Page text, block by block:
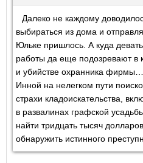
Далеко не каждому
выбираться из дома и
Юльке пришлось. А куда
работы да еще подозревают в
и убийстве охранника
Инной на нелегком пути
страхи кладоискательства,
в развалинах графской
найти тридцать тысяч
обнаружить истинного